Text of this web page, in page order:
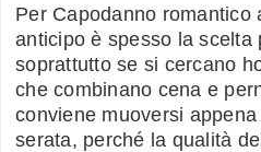
Per Capodanno romantico
anticipo è spesso la scelta
soprattutto se si cercano
che combinano cena e
conviene muoversi
serata, perché la qualità